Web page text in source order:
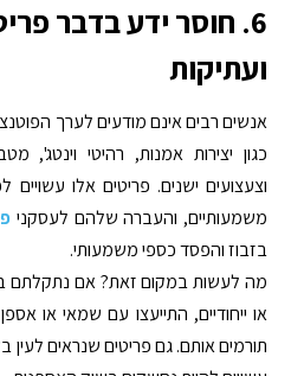
6. חוסר ידע בדבר
ועתיקות
אנשים רבים אינם מודעים לערך
כגון יצירות אמנות, רהיטי וינטג',
וצעצועים ישנים. פריטים אלו
משמעותיים, והעברה שלהם לעסקני
בזבוז והפסד כספי משמעותי.
מה לעשות במקום זאת? אם נתקלתם
או ייחודיים, התייעצו עם שמאי או
תורמים אותם. גם פריטים שנראים לעין